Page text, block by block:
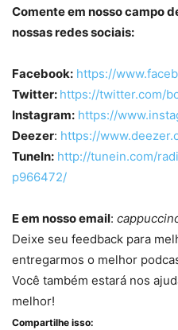
Comente em nosso campo
nossas redes sociais:
Facebook: https://
Twitter: https://twitter.com/
Instagram: https://
Deezer: https://
TuneIn: http://tunein.com/
p966472/
E em nosso email:
Deixe seu feedback para
entregarmos o melhor
Você também estará nos
melhor!
Compartilhe isso: